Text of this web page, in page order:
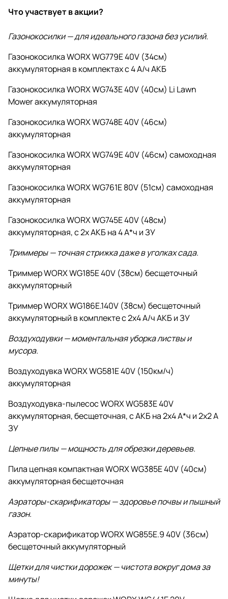
уму
орн
2
V
очн
сщ
ето
ая щет
ая
ый очн
ят й
Что участвует в акции?
Газонокосилки — для идеального газона без усилий.
Газонокосилка WORX WG779E 40V (34см)
аккумуляторная в комплектах с 4 А/чАКБ
Газонокосилка WORX WG743E 40V (40см) Li Lawn
Mower аккумуляторная
Газонокосилка WORX WG748E 40V (46см)
аккумуляторная
Газонокосилка WORX WG749E 40V (46см) самоходная
аккумуляторная
Газонокосилка WORX WG761E 80V (51см) самоходная
аккумуляторная
Газонокосилка WORX WG745E 40V (48см)
аккумуляторная, c 2х АКБ на 4 А*ч и ЗУ
Триммеры — точная стрижка даже в уголках сада.
Триммер WORX WG185E 40V (38см) бесщеточный
аккумуляторный
Триммер WORX WG186E.140V (38см) бесщеточный
аккумуляторный в комплекте с 2х4 А/ч АКБ и ЗУ
Воздуходувки — моментальная уборка листвы и
мусора.
Воздуходувка WORX WG581E 40V (150км/ч)
аккумуляторная
Воздуходувка-пылесос WORX WG583E 40V
аккумуляторная, бесщеточная, с АКБ на 2х4 А*ч и 2х2 А
ЗУ
Цепные пилы — мощность для обрезки деревьев.
Пила цепная компактная WORX WG385E 40V (40см)
аккумуляторная бесщеточная
Аэраторы-скарификаторы — здоровье почвы и пышный
газон.
Аэратор-скарификатор WORX WG855E.9 40V (36см)
бесщеточный аккумуляторный
Щетки для чистки дорожек — чистота вокруг дома за
минуты!